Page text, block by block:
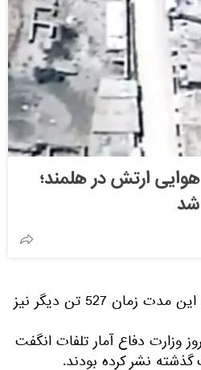
ارتش در هلمند؛
شد
به نقل از این خبرنامه، طی این مدت زمان 527 تن دیگر نیز
وزارت دفاع آمار تلفات انگفت